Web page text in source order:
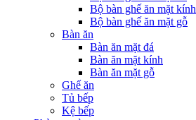
Bộ bàn ghế ăn mặt kính
Bộ bàn ghế ăn mặt gỗ
Bàn ăn
Bàn ăn mặt đá
Bàn ăn mặt kính
Bàn ăn mặt gỗ
Ghế ăn
Tủ bếp
Kệ bếp